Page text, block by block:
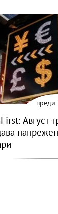
преди
Август